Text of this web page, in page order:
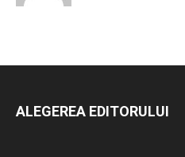
ALEGEREA EDITORULUI